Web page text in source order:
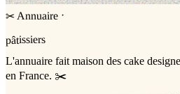
✂ Annuaire ·
pâtissiers
L'annuaire fait maison des cake
en France. ✂️